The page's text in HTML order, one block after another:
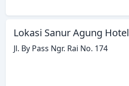
Lokasi Sanur Agung Hotel
Jl. By Pass Ngr. Rai No. 174